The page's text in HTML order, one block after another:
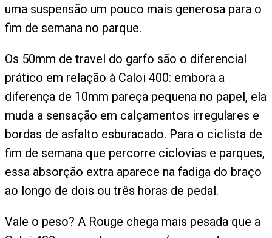
uma suspensão um pouco mais generosa para o
fim de semana no parque.
Os 50mm de travel do garfo são o diferencial
prático em relação à Caloi 400: embora a
diferença de 10mm pareça pequena no papel, ela
muda a sensação em calçamentos irregulares e
bordas de asfalto esburacado. Para o ciclista de
fim de semana que percorre ciclovias e parques,
essa absorção extra aparece na fadiga do braço
ao longo de dois ou três horas de pedal.
Vale o peso? A Rouge chega mais pesada que a